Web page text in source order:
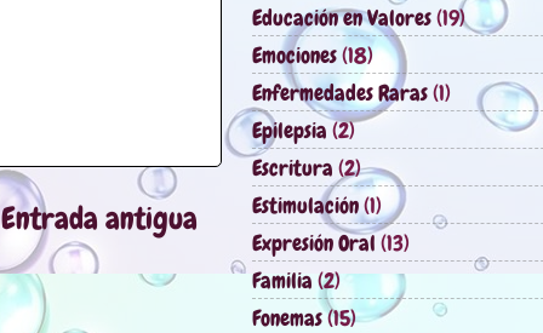
Entrada antigua
Educación en Valores(19)
Emociones(18)
Enfermedades Raras(1)
Epilepsia (2)
Escritura (2)
Estimulación(1)
Expresión Oral(13)
Familia (2)
Fonemas(15)